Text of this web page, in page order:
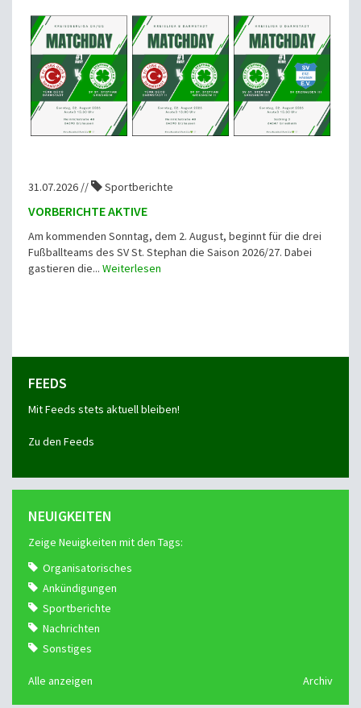
31.07.2026 // Sportberichte
VORBERICHTE AKTIVE
Am kommenden Sonntag, dem 2. August, beginnt für die drei
Fußballteams des SV St. Stephan die Saison 2026/27. Dabei
gastieren die... Weiterlesen
FEEDS
Mit Feeds stets aktuell bleiben!
Zu den Feeds
NEUIGKEITEN
Zeige Neuigkeiten mit den Tags:
Organisatorisches
Ankündigungen
Sportberichte
Nachrichten
Sonstiges
Alle anzeigen Archiv